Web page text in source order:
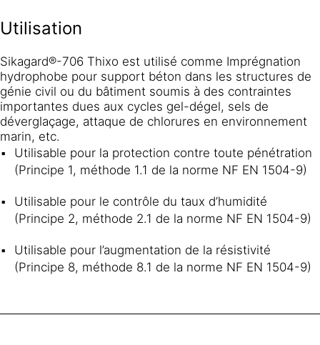
Utilisation
Sikagard®-706 Thixo est utilisé comme Imprégnation
hydrophobe pour support béton dans les structures de
génie civil ou du bâtiment soumis à des contraintes
importantes dues aux cycles gel-dégel, sels de
déverglaçage, attaque de chlorures en environnement
marin, etc.
Utilisable pour la protection contre toute pénétration
(Principe 1, méthode 1.1 de la norme NF EN 1504-9)
Utilisable pour le contrôle du taux d’humidité
(Principe 2, méthode 2.1 de la norme NF EN 1504-9)
Utilisable pour l’augmentation de la résistivité
(Principe 8, méthode 8.1 de la norme NF EN 1504-9)